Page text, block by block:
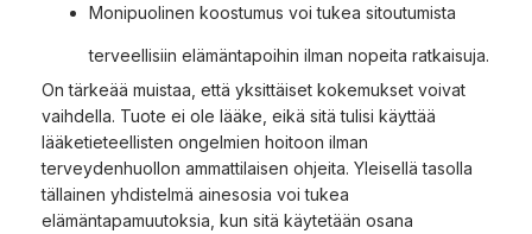
Monipuolinen koostumus voi tukea sitoutumista
terveellisiin elämäntapoihin ilman nopeita ratkaisuja.
On tärkeää muistaa, että yksittäiset kokemukset voivat
vaihdella. Tuote ei ole lääke, eikä sitä tulisi käyttää
lääketieteellisten ongelmien hoitoon ilman
terveydenhuollon ammattilaisen ohjeita. Yleisellä tasolla
tällainen yhdistelmä ainesosia voi tukea
elämäntapamuutoksia, kun sitä käytetään osana